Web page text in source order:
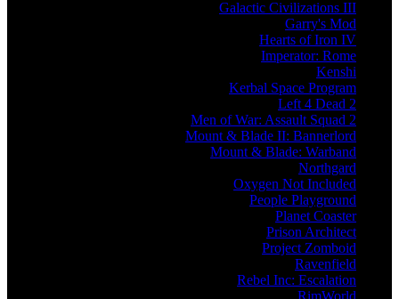
Galactic Civilizations III
Garry's Mod
Hearts of Iron IV
Imperator: Rome
Kenshi
Kerbal Space Program
Left 4 Dead 2
Men of War: Assault Squad 2
Mount & Blade II: Bannerlord
Mount & Blade: Warband
Northgard
Oxygen Not Included
People Playground
Planet Coaster
Prison Architect
Project Zomboid
Ravenfield
Rebel Inc: Escalation
RimWorld